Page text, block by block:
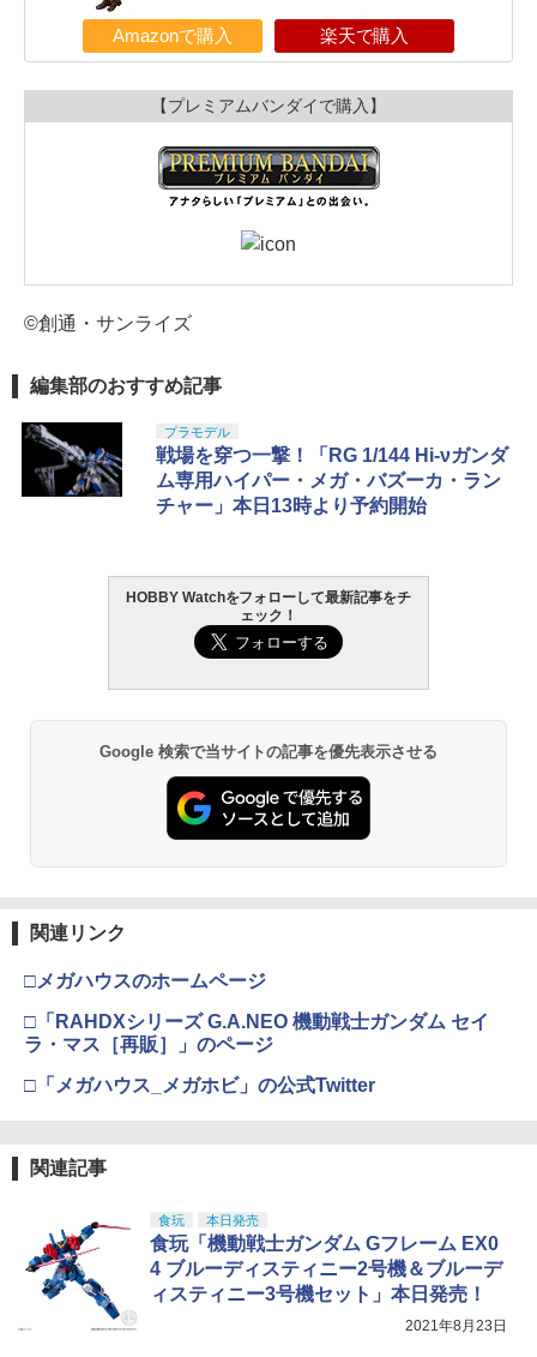
Amazonで購入 楽天で購入
【プレミアムバンダイで購入】
©創通・サンライズ
編集部のおすすめ記事
プラモデル
戦場を穿つ一撃！「RG 1/144 Hi-νガンダ
ム専用ハイパー・メガ・バズーカ・ラン
チャー」本日13時より予約開始
HOBBY Watchをフォローして最新記事をチ
ェック！
Google 検索で当サイトの記事を優先表示させる
関連リンク
□メガハウスのホームページ
□「RAHDXシリーズ G.A.NEO 機動戦士ガンダム セイ
ラ・マス［再販］」のページ
□「メガハウス_メガホビ」の公式Twitter
関連記事
食玩 本日発売
食玩「機動戦士ガンダム Gフレーム EX0
4 ブルーディスティニー2号機＆ブルーデ
ィスティニー3号機セット」本日発売！
2021年8月23日